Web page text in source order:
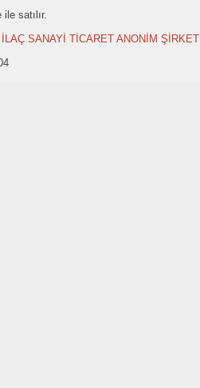
satılır.
İLAÇ SANAYİ TİCARET ANONİM ŞİRKETİ